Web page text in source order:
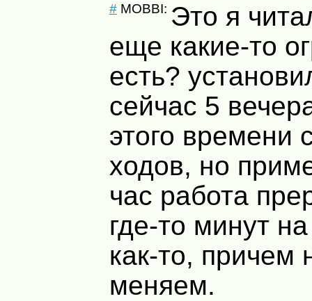
#MOBBI: Это я
еще какие-то
есть?
сейчас 5
этого времени
ходов, но
час работа
где-то минут
как-то, причем
меняем.